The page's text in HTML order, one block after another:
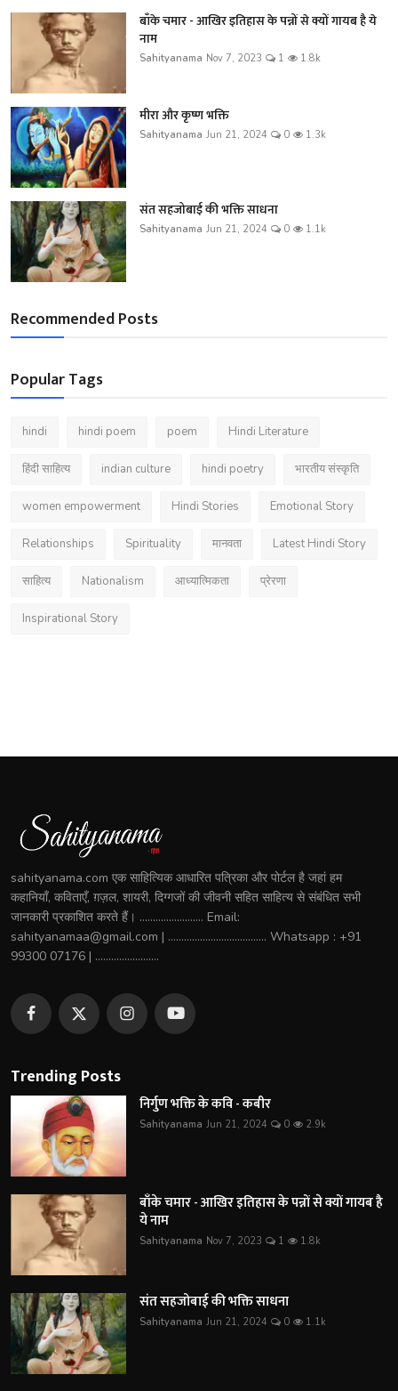
बाँके चमार - आखिर इतिहास के पन्नों से क्यों गायब है ये
नाम
Sahityanama Nov 7, 2023 1 1.8k
मीरा और कृष्ण भक्ति
Sahityanama Jun 21, 2024 0 1.3k
संत सहजोबाई की भक्ति साधना
Sahityanama Jun 21, 2024 0 1.1k
Recommended Posts
Popular Tags
hindi hindi poem poem Hindi Literature
हिंदी साहित्य indian culture hindi poetry भारतीय संस्कृति
women empowerment Hindi Stories Emotional Story
Relationships Spirituality मानवता Latest Hindi Story
साहित्य Nationalism आध्यात्मिकता प्रेरणा
Inspirational Story
sahityanama.com एक साहित्यिक आधारित पत्रिका और पोर्टल है जहां हम
कहानियाँ, कविताएँ, ग़ज़ल, शायरी, दिग्गजों की जीवनी सहित साहित्य से संबंधित सभी
जानकारी प्रकाशित करते हैं। ........................ Email:
sahityanamaa@gmail.com | ..................................... Whatsapp : +91
99300 07176 | ........................
Trending Posts
निर्गुण भक्ति के कवि - कबीर
Sahityanama Jun 21, 2024 0 2.9k
बाँके चमार - आखिर इतिहास के पन्नों से क्यों गायब है
ये नाम
Sahityanama Nov 7, 2023 1 1.8k
संत सहजोबाई की भक्ति साधना
Sahityanama Jun 21, 2024 0 1.1k